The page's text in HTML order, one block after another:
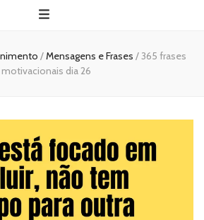
/Mensagens e Frases /365 frases
motivacionais dia 26